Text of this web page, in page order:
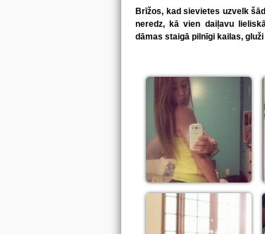
Brīžos, kad sievietes uzvelk
neredz, kā vien daiļavu
dāmas staigā pilnīgi kailas,